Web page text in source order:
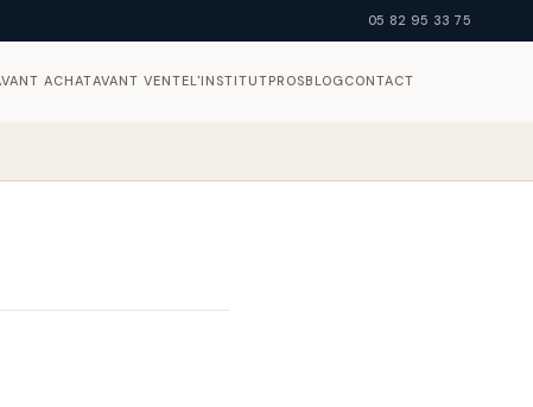
05 82 95 33 75
ACHATAVANT VENTEL'INSTITUTPROSBLOGCONTACT